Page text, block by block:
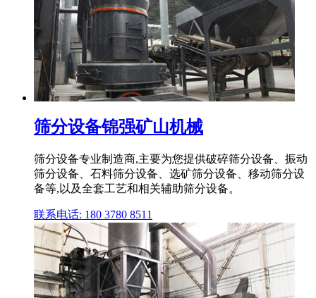
筛分设备锦强矿山机械
筛分设备专业制造商,主要为您提供破碎筛分设备、振动
筛分设备、石料筛分设备、选矿筛分设备、移动筛分设
备等,以及全套工艺和相关辅助筛分设备。
联系电话: 180 3780 8511